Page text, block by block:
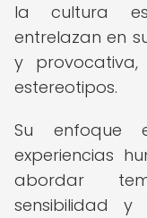
la cultura
entrelazan en
y provocativa,
estereotipos.
Su enfoque
experiencias
abordar
sensibilidad